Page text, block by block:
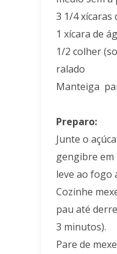
3 1/4 xícaras
1 xícara de
1/2 colher
ralado
Manteiga
Preparo:
Junte o
gengibre em
leve ao fogo
Cozinhe
pau até
3 minutos).
Pare de